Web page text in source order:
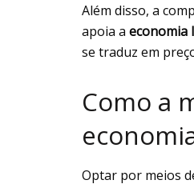
Além disso, a
apoia a economia
se traduz em
Como a
Optar por meios